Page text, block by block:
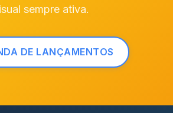
sempre ativa.
DE LANÇAMENTOS